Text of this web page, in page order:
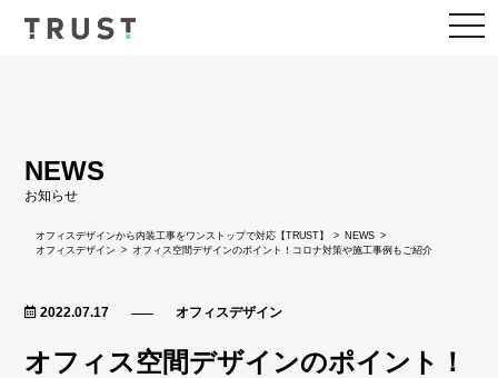
NEWS
お知らせ
オフィスデザインから内装工事をワンストップで対応【TRUST】
NEWS
オフィスデザイン
オフィス空間デザインのポイント！コロナ対策や施工事例もご紹介
2022.07.17 オフィスデザイン
オフィス空間デザインのポイント！